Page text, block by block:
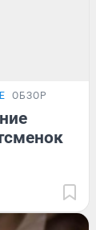
ОБЗОР